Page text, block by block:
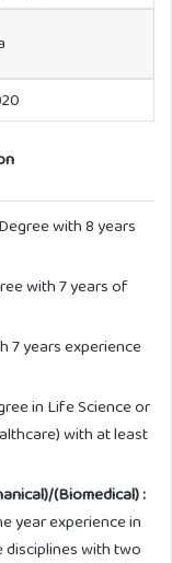
with 8 years
with 7 years of
7 years experience
in Life Science or
with at least
(Biomedical) :
year experience in
disciplines with two